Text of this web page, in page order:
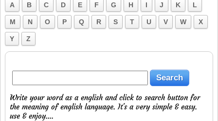
A B C D E F G H I J K L
M N O P Q R S T U V W X
Y Z
Write your word as a english and click to search button for
the meaning of english language. It's a very simple & easy.
use & enjoy....